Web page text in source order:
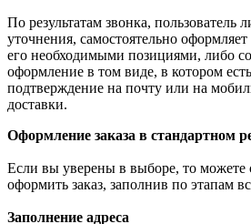
По результатам звонка, пользователь
уточнения, самостоятельно оформляет
его необходимыми позициями, либо
оформление в том виде, в котором
подтверждение на почту или на
доставки.
Оформление заказа в стандартном
Если вы уверены в выборе, то можете
оформить заказ, заполнив по этапам
Заполнение адреса